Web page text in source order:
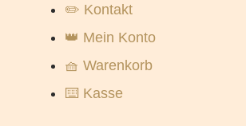
✏️ Kontakt
👑 Mein Konto
🧺 Warenkorb
⌨️ Kasse